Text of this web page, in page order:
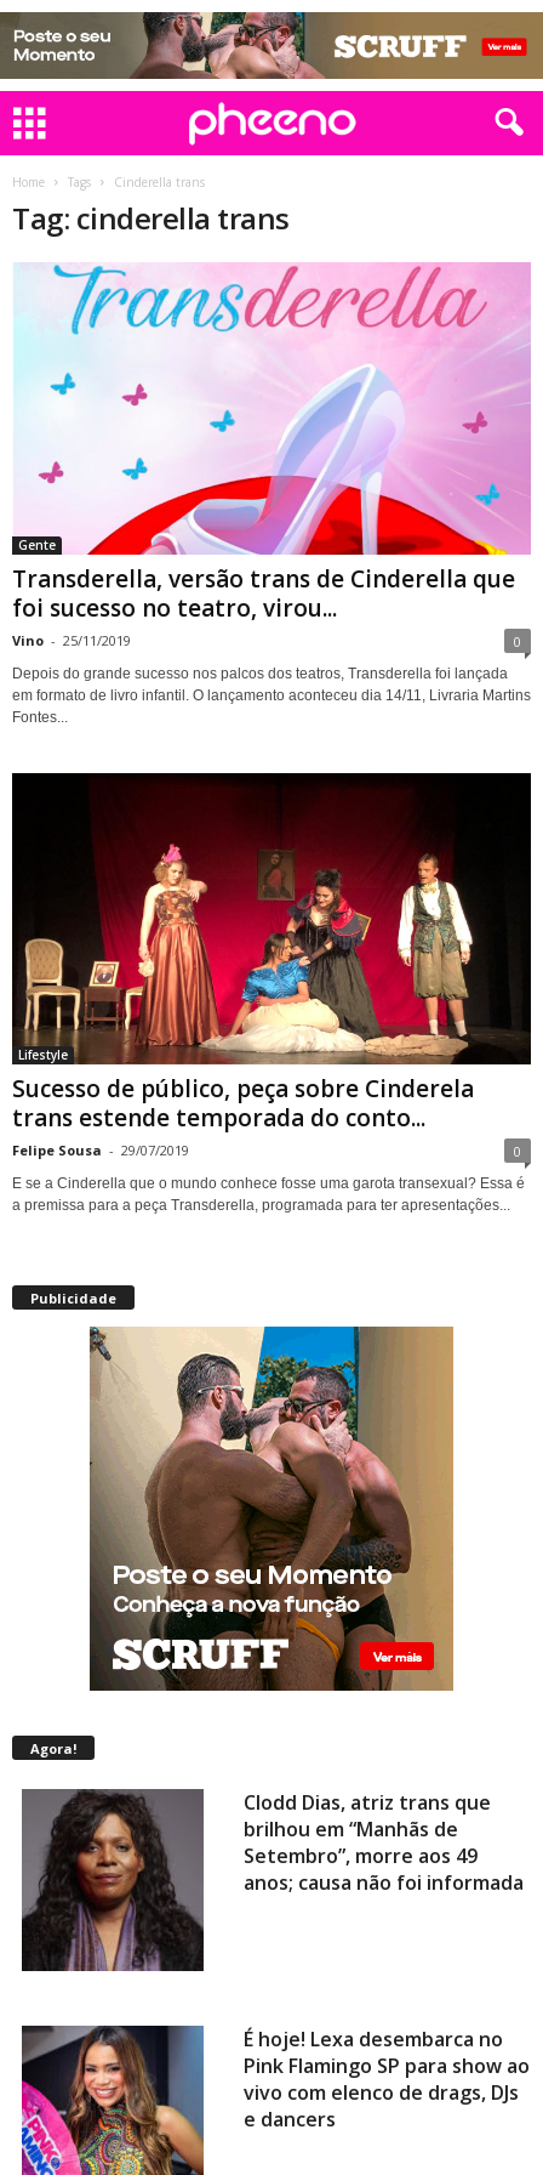
Home Tags Cinderella trans
Tag: cinderella trans
Gente
Transderella, versão trans de Cinderella que
foi sucesso no teatro, virou...
Vino - 25/11/2019 0
Depois do grande sucesso nos palcos dos teatros, Transderella foi lançada
em formato de livro infantil. O lançamento aconteceu dia 14/11, Livraria Martins
Fontes...
Lifestyle
Sucesso de público, peça sobre Cinderela
trans estende temporada do conto...
Felipe Sousa - 29/07/2019 0
E se a Cinderella que o mundo conhece fosse uma garota transexual? Essa é
a premissa para a peça Transderella, programada para ter apresentações...
Publicidade
Agora!
Clodd Dias, atriz trans que
brilhou em “Manhãs de
Setembro”, morre aos 49
anos; causa não foi informada
É hoje! Lexa desembarca no
Pink Flamingo SP para show ao
vivo com elenco de drags, DJs
e dancers